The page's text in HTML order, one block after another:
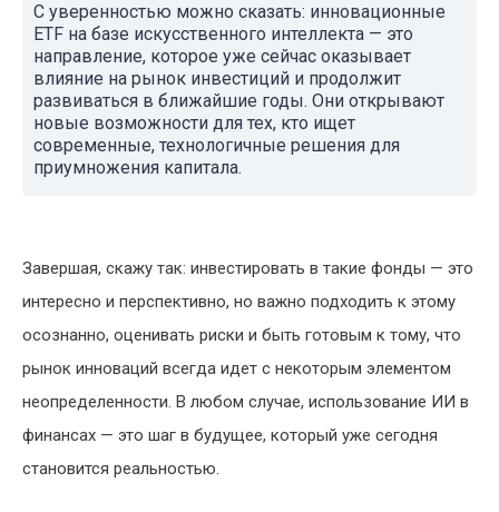
С уверенностью можно сказать: инновационные
ETF на базе искусственного интеллекта — это
направление, которое уже сейчас оказывает
влияние на рынок инвестиций и продолжит
развиваться в ближайшие годы. Они открывают
новые возможности для тех, кто ищет
современные, технологичные решения для
приумножения капитала.
Завершая, скажу так: инвестировать в такие фонды — это
интересно и перспективно, но важно подходить к этому
осознанно, оценивать риски и быть готовым к тому, что
рынок инноваций всегда идет с некоторым элементом
неопределенности. В любом случае, использование ИИ в
финансах — это шаг в будущее, который уже сегодня
становится реальностью.